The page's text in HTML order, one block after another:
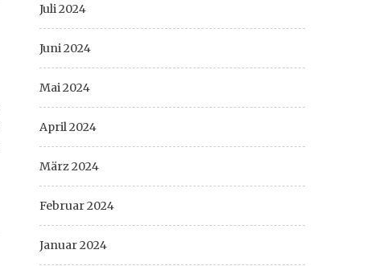
Juli 2024
Juni 2024
Mai 2024
April 2024
März 2024
Februar 2024
Januar 2024